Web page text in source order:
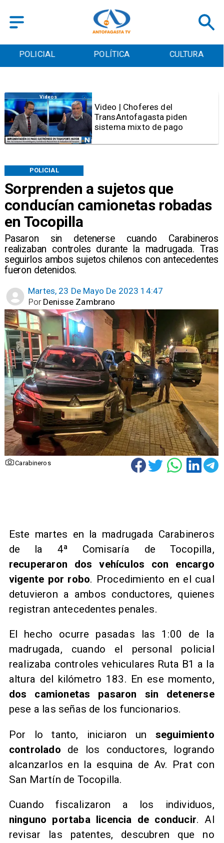
POLICIAL POLÍTICA CULTURA
Sorprenden a sujetos que
conducían camionetas robadas
en Tocopilla
Pasaron sin detenerse cuando Carabineros
realizaban controles durante la madrugada. Tras
seguirlos ambos sujetos chilenos con antecedentes
fueron detenidos.
POLICIAL
Martes, 23 De Mayo De 2023 14:47
Denisse Zambrano
Por
Carabineros
Videos
Video | Choferes del
TransAntofagasta piden
sistema mixto de pago
Este martes en la madrugada Carabineros
de la 4ª Comisaría de Tocopilla,
recuperaron dos vehículos con encargo
vigente por robo. Procedimiento en el cual
detuvieron a ambos conductores, quienes
registran antecedentes penales.
El hecho ocurre pasadas las 1:00 de la
madrugada, cuando el personal policial
realizaba controles vehiculares Ruta B1 a la
altura del kilómetro 183. En ese momento,
dos camionetas pasaron sin detenerse
pese a las señas de los funcionarios.
Por lo tanto, iniciaron un seguimiento
controlado de los conductores, logrando
alcanzarlos en la esquina de Av. Prat con
San Martín de Tocopilla.
Cuando fiscalizaron a los individuos,
ninguno portaba licencia de conducir. Al
revisar las patentes, descubren que no